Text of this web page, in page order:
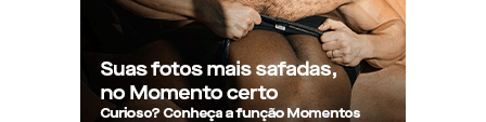
Gay de 62 anos relembra
quando, aos 15, foi garoto de
programa por quatro meses
sem saber: “Idiotice da minha
parte”